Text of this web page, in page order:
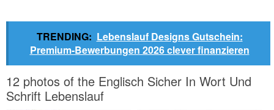
TRENDING: Lebenslauf Designs Gutschein:
Premium-Bewerbungen 2026 clever finanzieren
12 photos of the Englisch Sicher In Wort Und
Schrift Lebenslauf